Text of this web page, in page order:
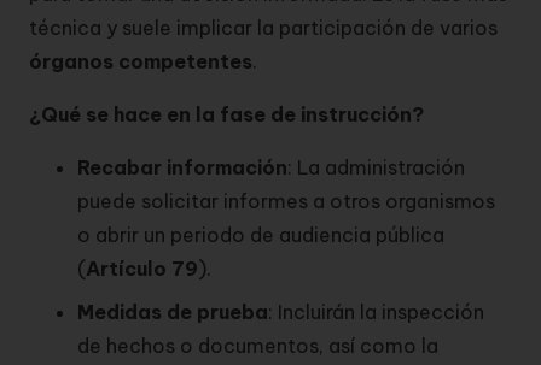
técnica y suele implicar la participación de varios
órganos competentes.
¿Qué se hace en la fase de instrucción?
Recabar información: La administración
puede solicitar informes a otros organismos
o abrir un periodo de audiencia pública
(Artículo 79).
Medidas de prueba: Incluirán la inspección
de hechos o documentos, así como la